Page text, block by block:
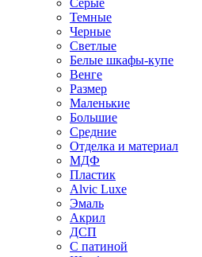
Серые
Темные
Черные
Светлые
Белые шкафы-купе
Венге
Размер
Маленькие
Большие
Средние
Отделка и материал
МДФ
Пластик
Alvic Luxe
Эмаль
Акрил
ДСП
С патиной